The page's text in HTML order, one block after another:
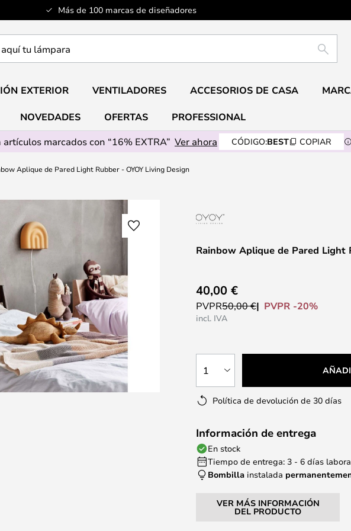
Más de 100 marcas de diseñadores
BUSCAR
EXTERIOR VENTILADORES ACCESORIOS DE CASA
NOVEDADES OFERTAS
PROFESSIONAL
artículos marcados con “16% EXTRA” Ver ahora CÓDIGO:BEST COPIAR
Aplique de Pared Light Rubber - OYOY Living Design
Rainbow Aplique de Pared Light
40,00 €
PVPR50,00 € PVPR -20%
incl. IVA
1
Política de devolución de 30 días
Información de entrega
En stock
Tiempo de entrega: 3 - 6 días
Bombilla instalada
VER MÁS INFORMACIÓN
DEL PRODUCTO